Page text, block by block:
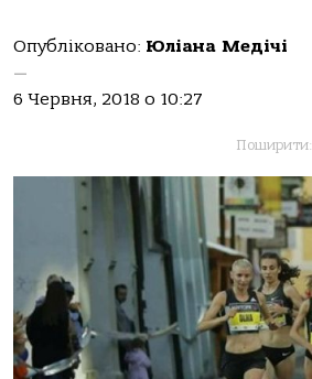
Опубліковано: Юліана Медічі
—
6 Червня, 2018 о 10:27
Поширити: